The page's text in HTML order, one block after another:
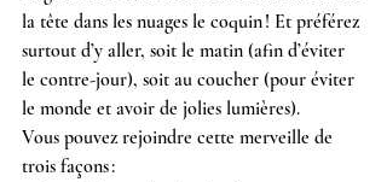
la tête dans les nuages le coquin ! Et préférez
surtout d’y aller, soit le matin (afin d’éviter
le contre-jour), soit au coucher (pour éviter
le monde et avoir de jolies lumières).
Vous pouvez rejoindre cette merveille de
trois façons :